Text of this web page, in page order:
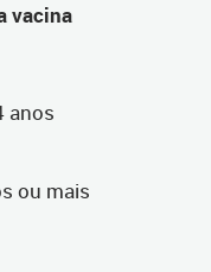
vacina
anos
ou mais